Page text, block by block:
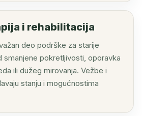
i rehabilitacija
deo podrške za starije
pokretljivosti, oporavka
ili dužeg mirovanja. Vežbe i
stanju i mogućnostima